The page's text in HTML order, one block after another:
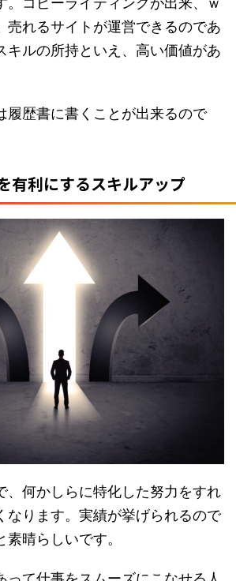
売れるサイトが運営できるのであ
キルの所持といえ、高い価値があ
履歴書に書くことが出来るので
有利にするスキルアップ
、何かしらに特化した努力をすれ
なります。実績が挙げられるので
晴らしいです。